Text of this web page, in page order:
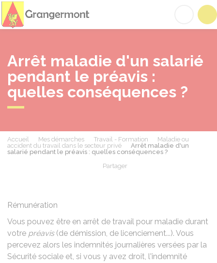
Arrêt maladie d'un salarié
pendant le préavis :
quelles conséquences ?
Accueil Mes démarches Travail - Formation
Maladie ou
accident du travail dans le secteur privé
Arrêt maladie d'un
salarié pendant le préavis : quelles conséquences ?
Partager
Rémunération
Vous pouvez être en arrêt de travail pour maladie durant
votre préavis(de démission, de licenciement...). Vous
percevez alors les indemnités journalières versées par la
Sécurité sociale et, si vous y avez droit, l'indemnité